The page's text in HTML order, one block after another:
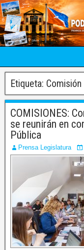
Etiqueta:
COMISIONES:
se reunirán en
Pública
Prensa Legislatura